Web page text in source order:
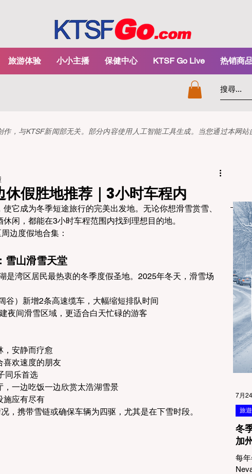
旅游体验 小小主播 保健中心 KTSF Go Live 热销商
，与KTSF新闻部无关。部分内容使用人工智能工具生成。当您通过本网
假胜地推荐｜3小时车程内
它成为冬季短途旅行的完美出发地。无论你想滑雪赏雪、
闲，都能在3小时车程范围内找到理想目的地。
边度假地合集：
雪山滑雪天堂
是湾区居民最热衷的冬季度假圣地。2025年冬天，滑雪场
谷）新增2条高速缆车，大幅缩短排队时间
夜间滑雪区域，更适合白天忙碌的游客
，安静而疗愈
喜欢速度的朋友
同乐首选
一边吃饭一边欣赏太浩湖雪景
施应有尽有
，携带雪链或确保车辆为四驱，尤其是在下雪时段。
冬
加
每
旅遊
7月